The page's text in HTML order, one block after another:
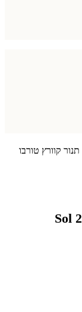
תנור קוורץ טורבו